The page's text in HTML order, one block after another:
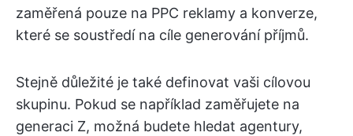
zaměřená pouze na PPC reklamy a konverze,
které se soustředí na cíle generování příjmů.
Stejně důležité je také definovat vaši cílovou
skupinu. Pokud se například zaměřujete na
generaci Z, možná budete hledat agentury,